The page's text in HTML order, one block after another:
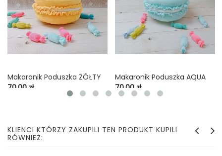
Makaronik Poduszka ŻÓŁTY
Cena
70,00 zł
Makaronik Poduszka AQUA
Cena
70,00 zł
KLIENCI KTÓRZY ZAKUPILI TEN PRODUKT KUPILI
RÓWNIEŻ: